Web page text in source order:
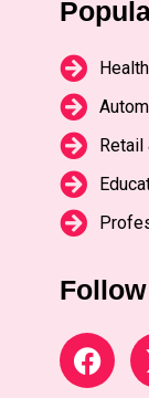
Retail